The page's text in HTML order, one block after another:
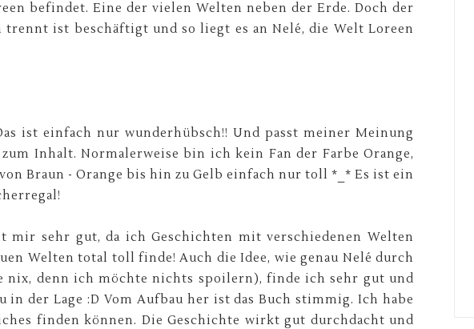
befindet. Eine der vielen Welten neben der Erde. Doch der
trennt ist beschäftigt und so liegt es an Nelé, die Welt Loreen
ist einfach nur wunderhübsch!! Und passt meiner Meinung
Inhalt. Normalerweise bin ich kein Fan der Farbe Orange,
Braun - Orange bis hin zu Gelb einfach nur toll *_* Es ist ein
mir sehr gut, da ich Geschichten mit verschiedenen Welten
Welten total toll finde! Auch die Idee, wie genau Nelé durch
nix, denn ich möchte nichts spoilern), finde ich sehr gut und
in der Lage :D Vom Aufbau her ist das Buch stimmig. Ich habe
finden können. Die Geschichte wirkt gut durchdacht und